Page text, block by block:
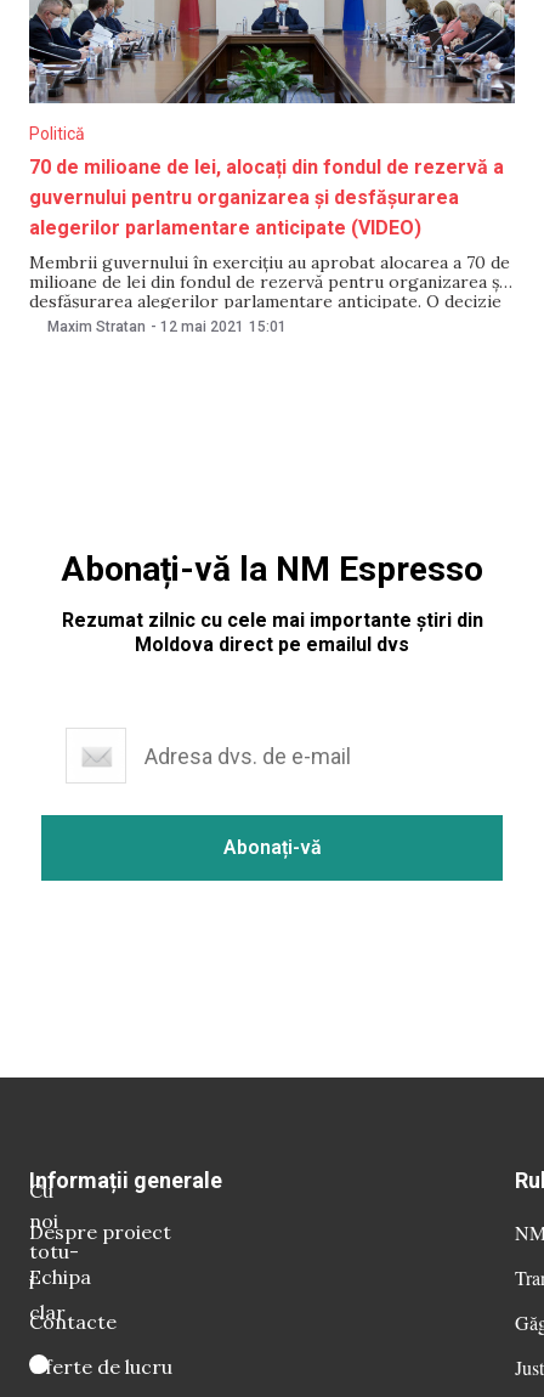
Politică
70 de milioane de lei, alocați din fondul de rezervă a
guvernului pentru organizarea și desfășurarea
alegerilor parlamentare anticipate (VIDEO)
Membrii guvernului în exercițiu au aprobat alocarea a 70 de
milioane de lei din fondul de rezervă pentru organizarea și
desfășurarea alegerilor parlamentare anticipate. O decizie
în acest sens a fost luată la ședința executivului astăzi, 12
Maxim Stratan - 12 mai 2021 15:01
Abonați-vă la NM Espresso
Rezumat zilnic cu cele mai importante știri din
Moldova direct pe emailul dvs
Cu
noi
totu-
i
clar
Informații generale
Despre proiect
Echipa
Contacte
Oferte de lucru